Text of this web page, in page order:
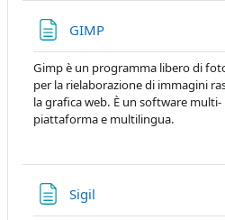
GIMPPagina
Gimp è un programma libero di
per la rielaborazione di immagini
la grafica web. È un software multi-
piattaforma e multilingua.
Sigil